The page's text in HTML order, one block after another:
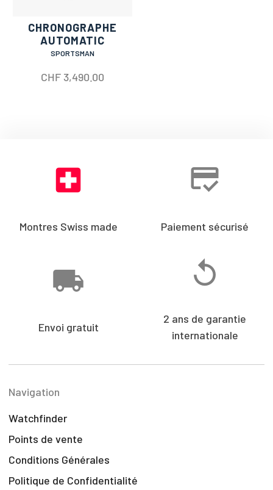
CHRONOGRAPHE
AUTOMATIC
SPORTSMAN
CHF 3,490.00
Montres Swiss made Paiement sécurisé
Envoi gratuit
2 ans de garantie
internationale
Navigation
Watchfinder
Points de vente
Conditions Générales
Politique de Confidentialité